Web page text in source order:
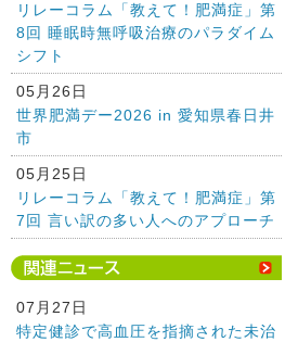
リレーコラム「教えて！肥満症」第
8回 睡眠時無呼吸治療のパラダイム
シフト
05月26日
世界肥満デー2026 in 愛知県春日井
市
05月25日
リレーコラム「教えて！肥満症」第
7回 言い訳の多い人へのアプローチ
07月27日
特定健診で高血圧を指摘された未治